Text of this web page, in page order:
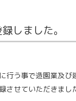
しました。
行う事で造園業及
させていただきま